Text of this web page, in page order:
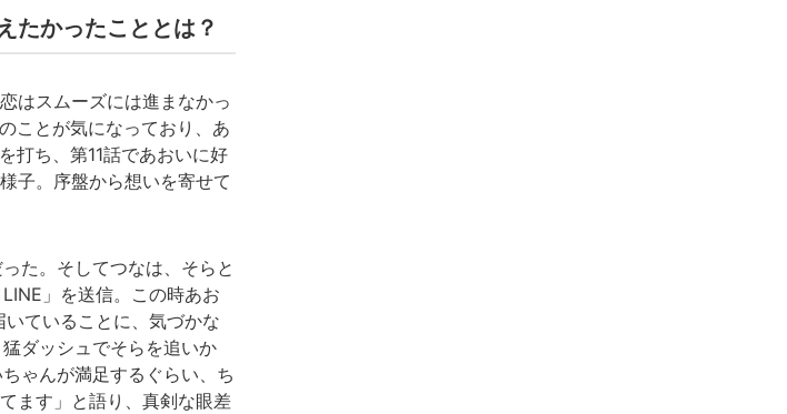
たかったこととは？
はスムーズには進まなかっ
ことが気になっており、あ
打ち、第11話であおいに好
子。序盤から想いを寄せて
た。そしてつなは、そらと
」を送信。この時あお
ていることに、気づかな
ダッシュでそらを追いか
ゃんが満足するぐらい、ち
ます」と語り、真剣な眼差